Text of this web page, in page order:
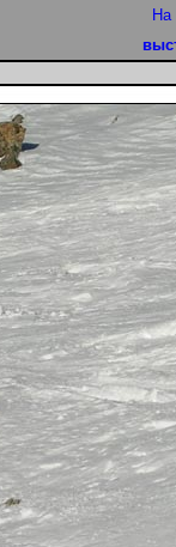
На